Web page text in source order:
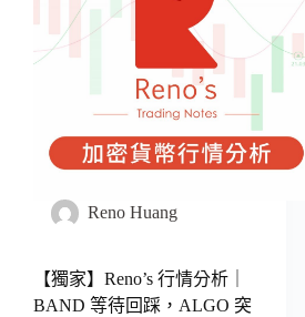
Reno Huang
【獨家】Reno’s 行情分析｜
BAND 等待回踩，ALGO 突